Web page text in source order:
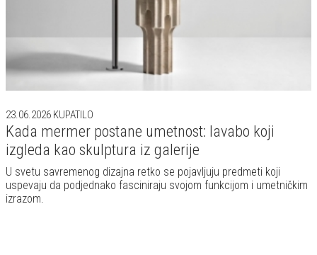
23.06.2026 KUPATILO
Kada mermer postane umetnost: lavabo koji
izgleda kao skulptura iz galerije
U svetu savremenog dizajna retko se pojavljuju predmeti koji
uspevaju da podjednako fasciniraju svojom funkcijom i umetničkim
izrazom.